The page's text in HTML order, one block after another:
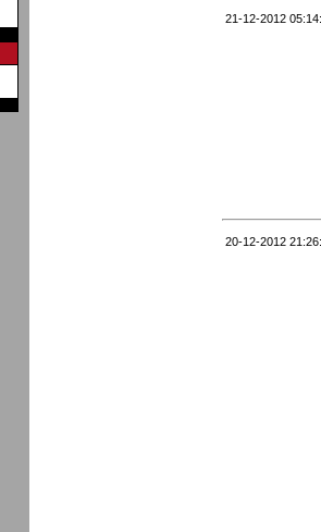
21-12-2012
20-12-2012